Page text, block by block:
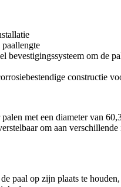
bevestigingssysteem om de
constructie
met een diameter van
om aan verschillende
paal op zijn plaats te